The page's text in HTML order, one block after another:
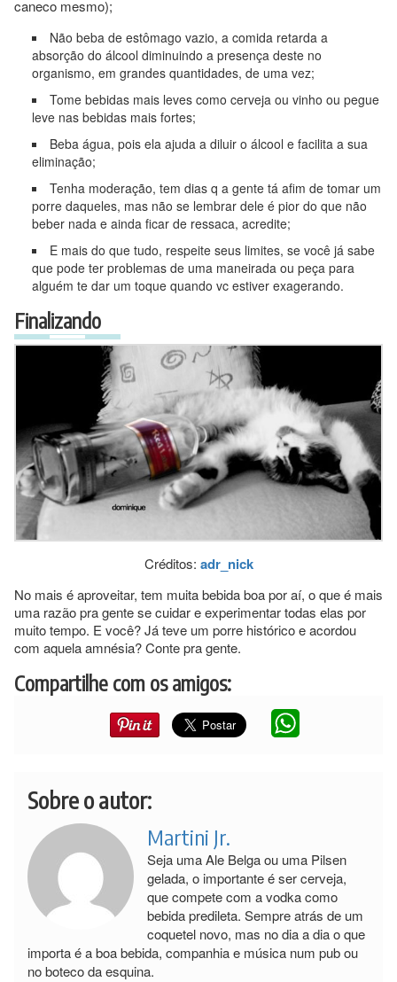
caneco mesmo);
Não beba de estômago vazio, a comida retarda a
absorção do álcool diminuindo a presença deste no
organismo, em grandes quantidades, de uma vez;
Tome bebidas mais leves como cerveja ou vinho ou pegue
leve nas bebidas mais fortes;
Beba água, pois ela ajuda a diluir o álcool e facilita a sua
eliminação;
Tenha moderação, tem dias q a gente tá afim de tomar um
porre daqueles, mas não se lembrar dele é pior do que não
beber nada e ainda ficar de ressaca, acredite;
E mais do que tudo, respeite seus limites, se você já sabe
que pode ter problemas de uma maneirada ou peça para
alguém te dar um toque quando vc estiver exagerando.
Finalizando
Créditos: adr_nick
No mais é aproveitar, tem muita bebida boa por aí, o que é mais
uma razão pra gente se cuidar e experimentar todas elas por
muito tempo. E você? Já teve um porre histórico e acordou
com aquela amnésia? Conte pra gente.
Compartilhe com os amigos:
Sobre o autor:
Martini Jr.
Seja uma Ale Belga ou uma Pilsen
gelada, o importante é ser cerveja,
que compete com a vodka como
bebida predileta. Sempre atrás de um
coquetel novo, mas no dia a dia o que
importa é a boa bebida, companhia e música num pub ou
no boteco da esquina.